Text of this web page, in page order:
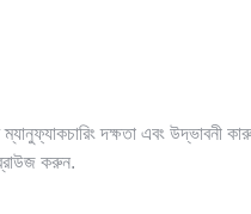
দক্ষতা এবং উদ্ভাবনী
ব্রাউজ করুন.